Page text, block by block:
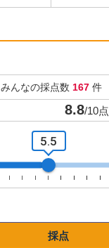
みんなの採点数 167 件
8.8/10点
5.5
採点